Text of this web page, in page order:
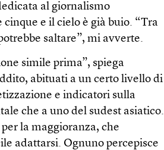
al giornalismo
e il cielo è già buio. “Tra
saltare”, mi avverte.
simile prima”, spiega
abituati a un certo livello di
e indicatori sulla
che a uno del sudest asiatico.
la maggioranza, che
adattarsi. Ognuno percepisce